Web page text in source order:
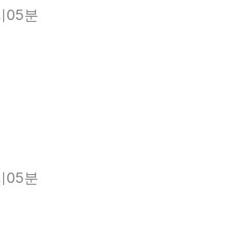
05분
05분